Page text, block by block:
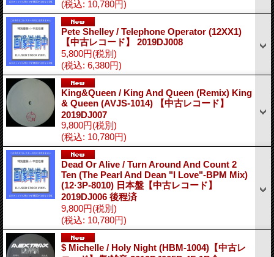
(税込: 10,780円)
Pete Shelley / Telephone Operator (12XX1)
【中古レコード】 2019DJ008
5,800円(税別)
(税込: 6,380円)
King&Queen / King And Queen (Remix) King
& Queen (AVJS-1014) 【中古レコード】
2019DJ007
9,800円(税別)
(税込: 10,780円)
Dead Or Alive / Turn Around And Count 2
Ten (The Pearl And Dean "I Love"-BPM Mix)
(12·3P-8010) 日本盤【中古レコード】
2019DJ006 後程済
9,800円(税別)
(税込: 10,780円)
$ Michelle / Holy Night (HBM-1004)【中古レ